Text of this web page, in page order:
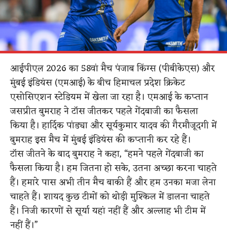
आईपीएल 2026 का 58वां मैच पंजाब किंग्स (पीबीकेएस) और
मुंबई इंडियंस (एमआई) के बीच हिमाचल प्रदेश क्रिकेट
एसोसिएशन स्टेडियम में खेला जा रहा है। एमआई के कप्तान
जसप्रीत बुमराह ने टॉस जीतकर पहले गेंदबाजी का फैसला
किया है। हार्दिक पांड्या और सूर्यकुमार यादव की गैरमौजूदगी में
बुमराह इस मैच में मुंबई इंडियंस की कप्तानी कर रहे हैं।
टॉस जीतने के बाद बुमराह ने कहा, “हमने पहले गेंदबाजी का
फैसला किया है। हम जितना हो सके, उतना अच्छा करना चाहते
हैं। हमारे पास अभी तीन मैच बाकी हैं और हम उनका मजा लेना
चाहते हैं। शायद कुछ टीमों को थोड़ी मुश्किल में डालना चाहते
हैं। निजी कारणों से सूर्या यहां नहीं हैं और अल्लाह भी टीम में
नहीं हैं।”